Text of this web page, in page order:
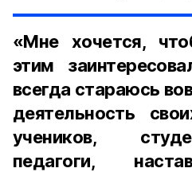
«Мне хочется,
этим
всегда стараюсь
деятельность
учеников,
педагоги,